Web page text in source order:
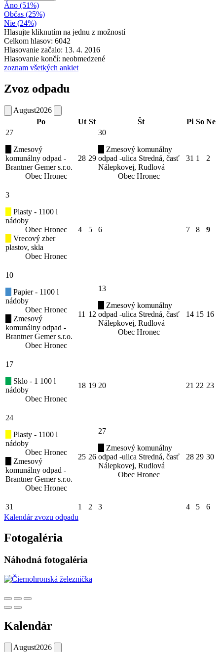
Áno (51%)
Občas (25%)
Nie (24%)
Hlasujte kliknutím na jednu z možností
Celkom hlasov: 6042
Hlasovanie začalo: 13. 4. 2016
Hlasovanie končí: neobmedzené
zoznam všetkých ankiet
Zvoz odpadu
August2026
Po
Ut St Št Pi So Ne
27
Zmesový
komunálny odpad -
Brantner Gemer s.r.o.
Obec Hronec
28 29
30
Zmesový komunálny
odpad -ulica Stredná, časť
Nálepkovej, Rudlová
Obec Hronec
31 1 2
3
Plasty - 1100 l
nádoby
Obec Hronec
Vrecový zber
plastov, skla
Obec Hronec
4 5 6 7 8 9
10
Papier - 1100 l
nádoby
Obec Hronec
Zmesový
komunálny odpad -
Brantner Gemer s.r.o.
Obec Hronec
11 12
13
Zmesový komunálny
odpad -ulica Stredná, časť
Nálepkovej, Rudlová
Obec Hronec
14 15 16
17
Sklo - 1 100 l
nádoby
Obec Hronec
18 19 20 21 22 23
24
Plasty - 1100 l
nádoby
Obec Hronec
Zmesový
komunálny odpad -
Brantner Gemer s.r.o.
Obec Hronec
25 26
27
Zmesový komunálny
odpad -ulica Stredná, časť
Nálepkovej, Rudlová
Obec Hronec
28 29 30
31 1 2 3 4 5
6
Kalendár zvozu odpadu
Fotogaléria
Náhodná fotogaléria
Kalendár
August2026